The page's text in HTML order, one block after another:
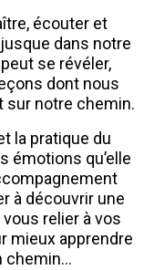
écouter et
dans notre
se révéler,
dont nous
sur notre chemin.
la pratique du
émotions qu’elle
à découvrir une
relier à vos
mieux apprendre
chemin…